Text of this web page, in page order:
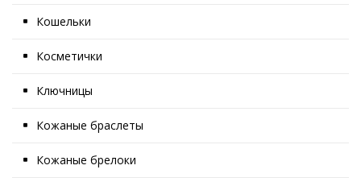
Кошельки
Косметички
Ключницы
Кожаные браслеты
Кожаные брелоки